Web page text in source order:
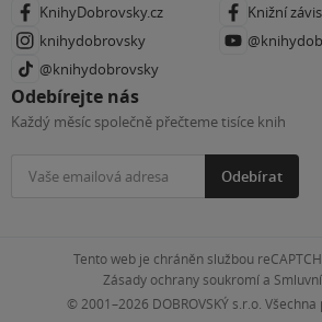
KnihyDobrovsky.cz
Knižní
knihydobrovsky
@knihydobrovsky
Odebírejte nás
Každý měsíc společně přečteme tisíce knih
Odebírat
Tento web je chráněn službou
Zásady ochrany soukromía
© 2001–2026 DOBROVSKÝ s.r.o.